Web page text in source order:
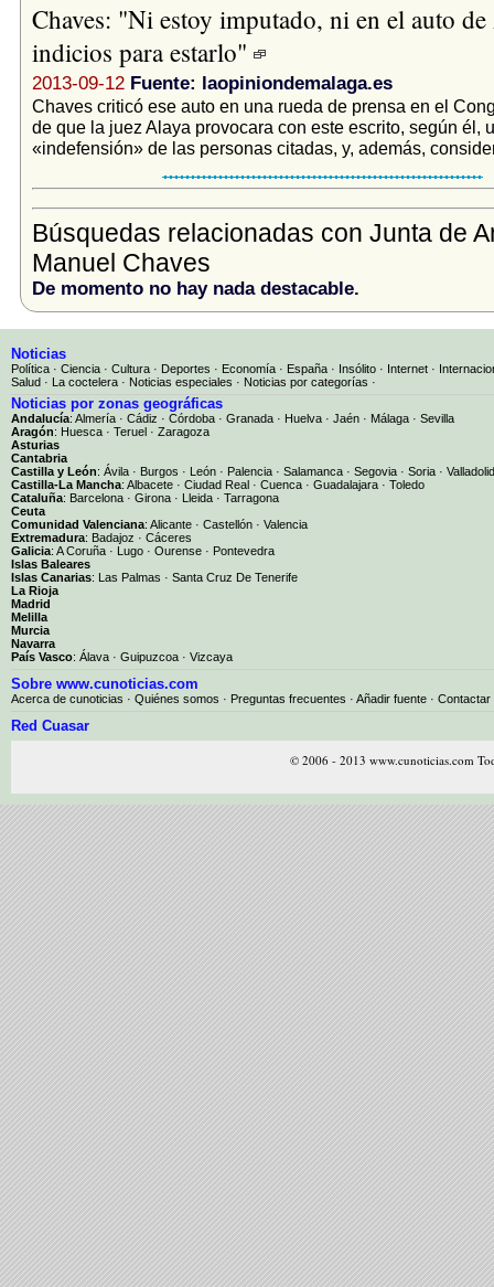
Chaves: "Ni estoy imputado, ni en el auto
indicios para estarlo"
2013-09-12 Fuente: laopiniondemalaga.es
Chaves criticó ese auto en una rueda de prensa en el
de que la juez Alaya provocara con este escrito, según él,
«indefensión» de las personas citadas, y, además,
Búsquedas relacionadas con Junta de
Manuel Chaves
De momento no hay nada destacable.
Noticias
Política · Ciencia · Cultura · Deportes · Economía · España · Insólito · Internet ·
Salud · La coctelera · Noticias especiales · Noticias por categorías ·
Noticias por zonas geográficas
Andalucía: Almería · Cádiz · Córdoba · Granada · Huelva · Jaén · Málaga · Sevilla
Aragón: Huesca · Teruel · Zaragoza
Asturias
Cantabria
Castilla y León: Ávila · Burgos · León · Palencia · Salamanca · Segovia · Soria · Valladolid
Castilla-La Mancha: Albacete · Ciudad Real · Cuenca · Guadalajara · Toledo
Cataluña: Barcelona · Girona · Lleida · Tarragona
Ceuta
Comunidad Valenciana: Alicante · Castellón · Valencia
Extremadura: Badajoz · Cáceres
Galicia: A Coruña · Lugo · Ourense · Pontevedra
Islas Baleares
Islas Canarias: Las Palmas · Santa Cruz De Tenerife
La Rioja
Madrid
Melilla
Murcia
Navarra
País Vasco: Álava · Guipuzcoa · Vizcaya
Sobre www.cunoticias.com
Acerca de cunoticias · Quiénes somos · Preguntas frecuentes · Añadir fuente · Contactar
Red Cuasar
© 2006 - 2013 www.cunoticias.com